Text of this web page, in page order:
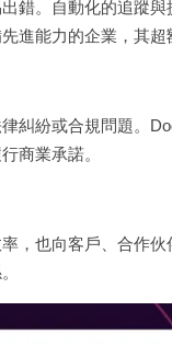
錯。自動化的追蹤
進能力的企業，其超
糾紛或合規問題。
商業承諾。
，也向客戶、合作